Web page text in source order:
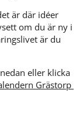
är där idéer
om du är ny i
är du
eller klicka
Grästorp